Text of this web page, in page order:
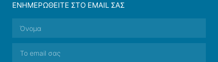
ΕΝΗΜΕΡΩΘΕΊΤΕ ΣΤΟ EMAIL ΣΑΣ